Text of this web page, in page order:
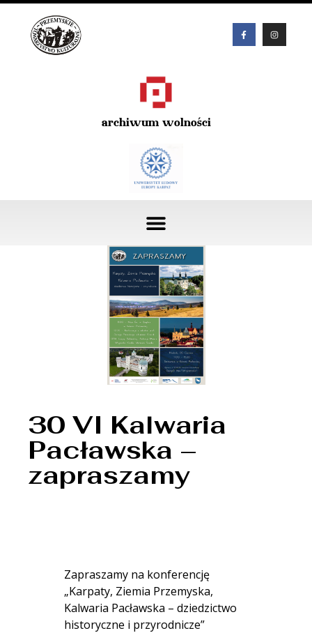
archiwum wolności
30 VI Kalwaria
Pacławska –
zapraszamy
Zapraszamy na konferencję
„Karpaty, Ziemia Przemyska,
Kalwaria Pacławska – dziedzictwo
historyczne i przyrodnicze”